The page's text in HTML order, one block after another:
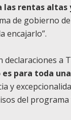
las rentas
de gobierno de
encajarlo”.
declaraciones a
para toda
y
del